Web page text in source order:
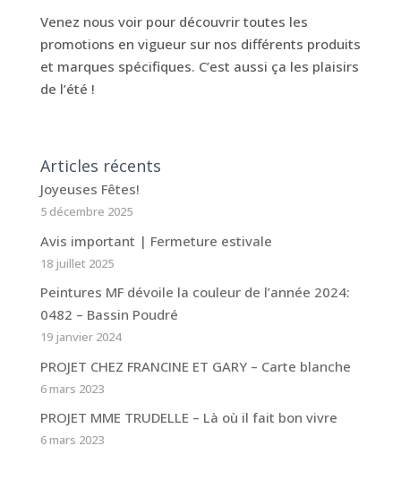
Venez nous voir pour découvrir toutes les
promotions en vigueur sur nos différents produits
et marques spécifiques. C’est aussi ça les plaisirs
de l’été !
Articles récents
Joyeuses Fêtes!
5 décembre 2025
Avis important | Fermeture estivale
18 juillet 2025
Peintures MF dévoile la couleur de l’année 2024:
0482 – Bassin Poudré
19 janvier 2024
PROJET CHEZ FRANCINE ET GARY – Carte blanche
6 mars 2023
PROJET MME TRUDELLE – Là où il fait bon vivre
6 mars 2023